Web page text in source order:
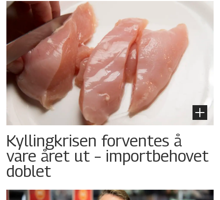
Kyllingkrisen forventes å
vare året ut – importbehovet
doblet